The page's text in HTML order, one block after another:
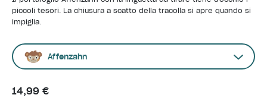
piccoli tesori. La chiusura a scatto della tracolla si apre quando si
impiglia.
Affenzahn
14,99 €